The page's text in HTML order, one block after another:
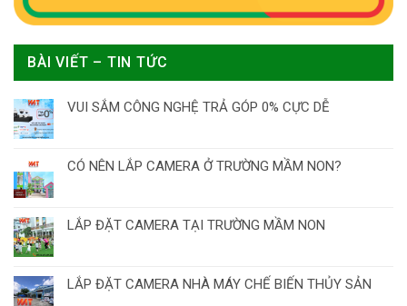
BÀI VIẾT – TIN TỨC
VUI SẮM CÔNG NGHỆ TRẢ GÓP 0% CỰC DỄ
CÓ NÊN LẮP CAMERA Ở TRƯỜNG MẦM NON?
LẮP ĐẶT CAMERA TẠI TRƯỜNG MẦM NON
LẮP ĐẶT CAMERA NHÀ MÁY CHẾ BIẾN THỦY SẢN